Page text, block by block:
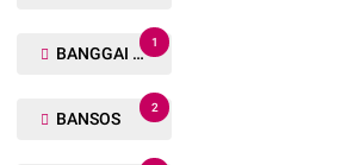
BANGGAI LAUT
1
BANSOS
2